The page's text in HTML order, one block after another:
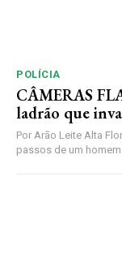
POLÍCIA
CÂMERAS
ladrão que
Por Arão Leite Alta
passos de um homem